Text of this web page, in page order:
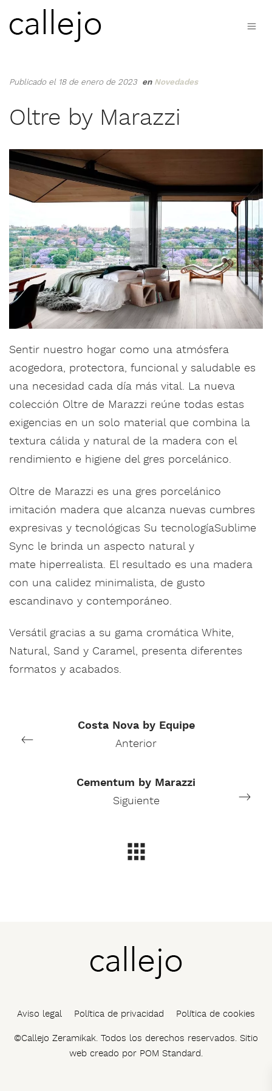
Publicado el 18 de enero de 2023 en Novedades
Oltre by Marazzi
Sentir nuestro hogar como una atmósfera
acogedora, protectora, funcional y saludable es
una necesidad cada día más vital. La nueva
colección Oltre de Marazzi reúne todas estas
exigencias en un solo material que combina la
textura cálida y natural de la madera con el
rendimiento e higiene del gres porcelánico.
Oltre de Marazzi es una gres porcelánico
imitación madera que alcanza nuevas cumbres
expresivas y tecnológicas Su tecnologíaSublime
Sync le brinda un aspecto natural y
mate hiperrealista. El resultado es una madera
con una calidez minimalista, de gusto
escandinavo y contemporáneo.
Versátil gracias a su gama cromática White,
Natural, Sand y Caramel, presenta diferentes
formatos y acabados.
Costa Nova by Equipe
Anterior
Cementum by Marazzi
Siguiente
Aviso legal Política de privacidad Política de cookies
©Callejo Zeramikak. Todos los derechos reservados. Sitio
web creado por POM Standard.